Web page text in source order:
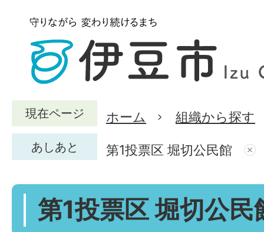
現在ページ ホーム 組織から探す
あしあと 第1投票区 堀切公民館
第1投票区 堀切公民